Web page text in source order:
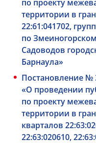
по проекту
территории в
22:61:041702,
по
Садоводов
Барнаула»
Постановление №
«О проведении
по проекту
территории в
кварталов
22:63:020610,